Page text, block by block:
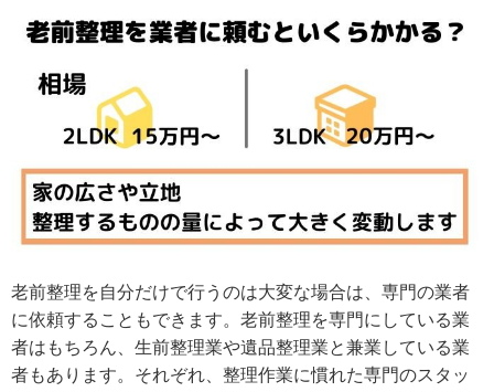
老前整理を自分だけで行うのは大変な場合は、専門の業者
に依頼することもできます。老前整理を専門にしている業
者はもちろん、生前整理業や遺品整理業と兼業している業
者もあります。それぞれ、整理作業に慣れた専門のスタッ